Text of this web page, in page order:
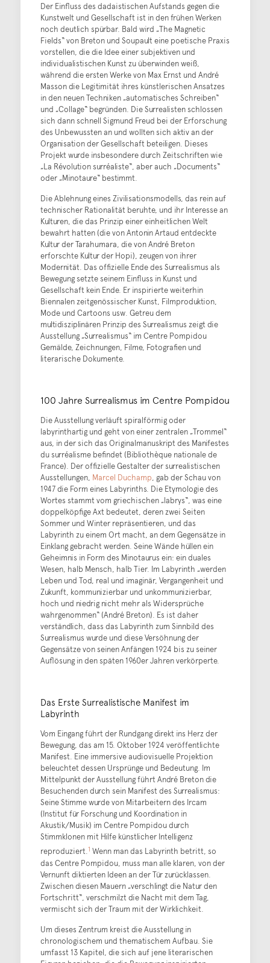
Der Einfluss des dadaistischen Aufstands gegen die
Kunstwelt und Gesellschaft ist in den frühen Werken
noch deutlich spürbar. Bald wird „The Magnetic
Fields“ von Breton und Soupault eine poetische Praxis
vorstellen, die die Idee einer subjektiven und
individualistischen Kunst zu überwinden weiß,
während die ersten Werke von Max Ernst und André
Masson die Legitimität ihres künstlerischen Ansatzes
in den neuen Techniken „automatisches Schreiben“
und „Collage“ begründen. Die Surrealisten schlossen
sich dann schnell Sigmund Freud bei der Erforschung
des Unbewussten an und wollten sich aktiv an der
Organisation der Gesellschaft beteiligen. Dieses
Projekt wurde insbesondere durch Zeitschriften wie
„La Révolution surréaliste“, aber auch „Documents“
oder „Minotaure“ bestimmt.
Die Ablehnung eines Zivilisationsmodells, das rein auf
technischer Rationalität beruhte, und ihr Interesse an
Kulturen, die das Prinzip einer einheitlichen Welt
bewahrt hatten (die von Antonin Artaud entdeckte
Kultur der Tarahumara, die von André Breton
erforschte Kultur der Hopi), zeugen von ihrer
Modernität. Das offizielle Ende des Surrealismus als
Bewegung setzte seinem Einfluss in Kunst und
Gesellschaft kein Ende. Er inspirierte weiterhin
Biennalen zeitgenössischer Kunst, Filmproduktion,
Mode und Cartoons usw. Getreu dem
multidisziplinären Prinzip des Surrealismus zeigt die
Ausstellung „Surrealismus“ im Centre Pompidou
Gemälde, Zeichnungen, Filme, Fotografien und
literarische Dokumente.
100 Jahre Surrealismus im Centre Pompidou
Die Ausstellung verläuft spiralförmig oder
labyrinthartig und geht von einer zentralen „Trommel“
aus, in der sich das Originalmanuskript des Manifestes
du surréalisme befindet (Bibliothèque nationale de
France). Der offizielle Gestalter der surrealistischen
Ausstellungen, Marcel Duchamp, gab der Schau von
1947 die Form eines Labyrinths. Die Etymologie des
Wortes stammt vom griechischen „labrys“, was eine
doppelköpfige Axt bedeutet, deren zwei Seiten
Sommer und Winter repräsentieren, und das
Labyrinth zu einem Ort macht, an dem Gegensätze in
Einklang gebracht werden. Seine Wände hüllen ein
Geheimnis in Form des Minotaurus ein: ein duales
Wesen, halb Mensch, halb Tier. Im Labyrinth „werden
Leben und Tod, real und imaginär, Vergangenheit und
Zukunft, kommunizierbar und unkommunizierbar,
hoch und niedrig nicht mehr als Widersprüche
wahrgenommen“ (André Breton). Es ist daher
verständlich, dass das Labyrinth zum Sinnbild des
Surrealismus wurde und diese Versöhnung der
Gegensätze von seinen Anfängen 1924 bis zu seiner
Auflösung in den späten 1960er Jahren verkörperte.
Das Erste Surrealistische Manifest im
Labyrinth
Vom Eingang führt der Rundgang direkt ins Herz der
Bewegung, das am 15. Oktober 1924 veröffentlichte
Manifest. Eine immersive audiovisuelle Projektion
beleuchtet dessen Ursprünge und Bedeutung. Im
Mittelpunkt der Ausstellung führt André Breton die
Besuchenden durch sein Manifest des Surrealismus:
Seine Stimme wurde von Mitarbeitern des Ircam
(Institut für Forschung und Koordination in
Akustik/Musik) im Centre Pompidou durch
Stimmklonen mit Hilfe künstlicher Intelligenz
reproduziert.1 Wenn man das Labyrinth betritt, so
das Centre Pompidou, muss man alle klaren, von der
Vernunft diktierten Ideen an der Tür zurücklassen.
Zwischen diesen Mauern „verschlingt die Natur den
Fortschritt“, verschmilzt die Nacht mit dem Tag,
vermischt sich der Traum mit der Wirklichkeit.
Um dieses Zentrum kreist die Ausstellung in
chronologischem und thematischem Aufbau. Sie
umfasst 13 Kapitel, die sich auf jene literarischen